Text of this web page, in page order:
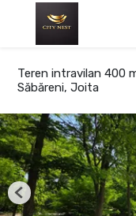
Teren intravilan 400
Săbăreni, Joita
Previous